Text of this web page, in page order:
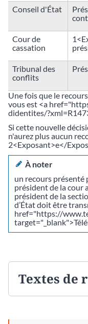
Conseil d'État
Cour de
cassation
Tribunal des
conflits
Une fois que le
vous est <a
didentites/
Si cette nouvelle
n'aurez plus aucun
2<Exposant>e</
À noter
un recours présenté
président de la cour
président de la
d’État doit être
href="https://
Textes de